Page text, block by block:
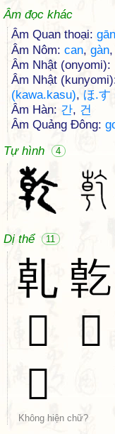
Âm đọc khác
Âm Quan thoại: gān
Âm Nôm: can, gàn,
Âm Nhật (onyomi):
Âm Nhật
(kawa.kasu), ほ.す
Âm Hàn: 간, 건
Âm Quảng Đông:
Tự hình
4
Dị thể 11
乹 亁
𠄃
𠄊
𨺩
Không hiện chữ?